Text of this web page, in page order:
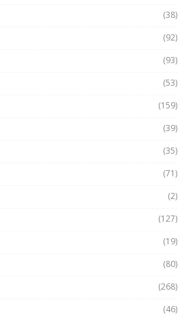
(38)
(92)
(93)
(53)
(159)
(39)
(35)
(71)
(2)
(127)
(19)
(80)
(268)
(46)